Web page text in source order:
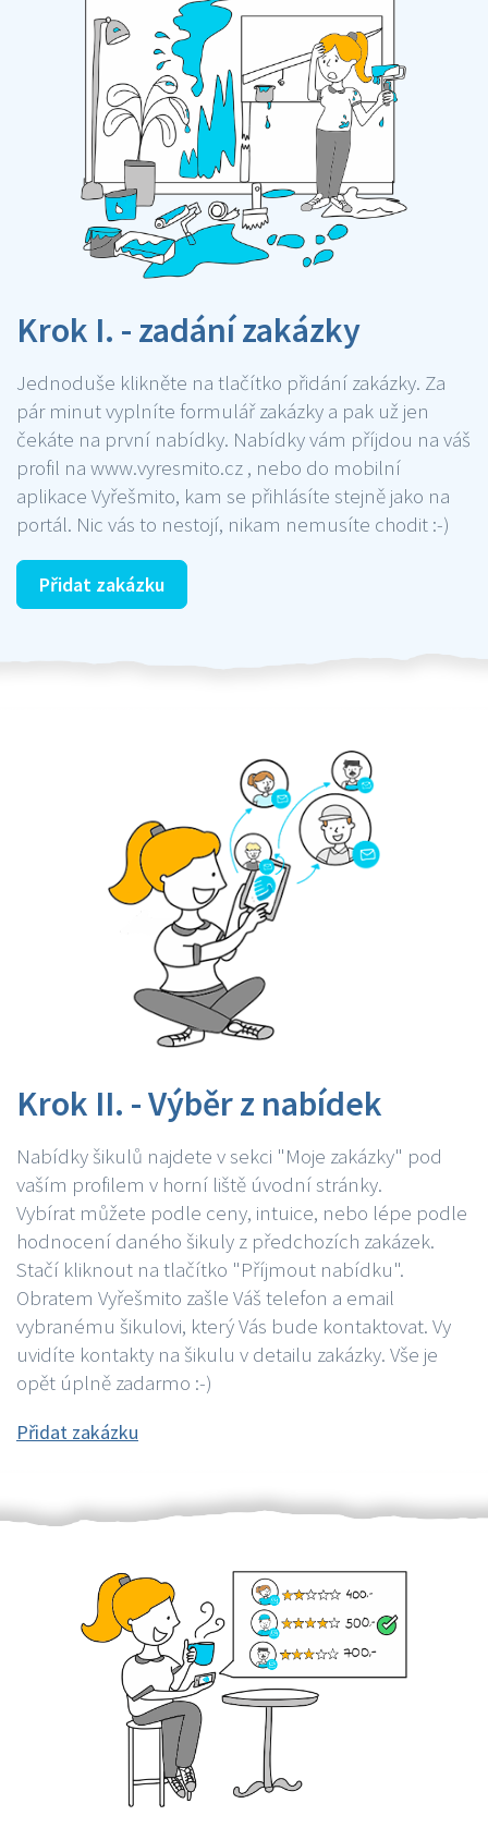
Krok I. - zadání zakázky
Jednoduše klikněte na tlačítko přidání zakázky. Za
pár minut vyplníte formulář zakázky a pak už jen
čekáte na první nabídky. Nabídky vám příjdou na váš
profil na www.vyresmito.cz , nebo do mobilní
aplikace Vyřešmito, kam se přihlásíte stejně jako na
portál. Nic vás to nestojí, nikam nemusíte chodit :-)
Přidat zakázku
Krok II. - Výběr z nabídek
Nabídky šikulů najdete v sekci "Moje zakázky" pod
vaším profilem v horní liště úvodní stránky.
Vybírat můžete podle ceny, intuice, nebo lépe podle
hodnocení daného šikuly z předchozích zakázek.
Stačí kliknout na tlačítko "Příjmout nabídku".
Obratem Vyřešmito zašle Váš telefon a email
vybranému šikulovi, který Vás bude kontaktovat. Vy
uvidíte kontakty na šikulu v detailu zakázky. Vše je
opět úplně zadarmo :-)
Přidat zakázku